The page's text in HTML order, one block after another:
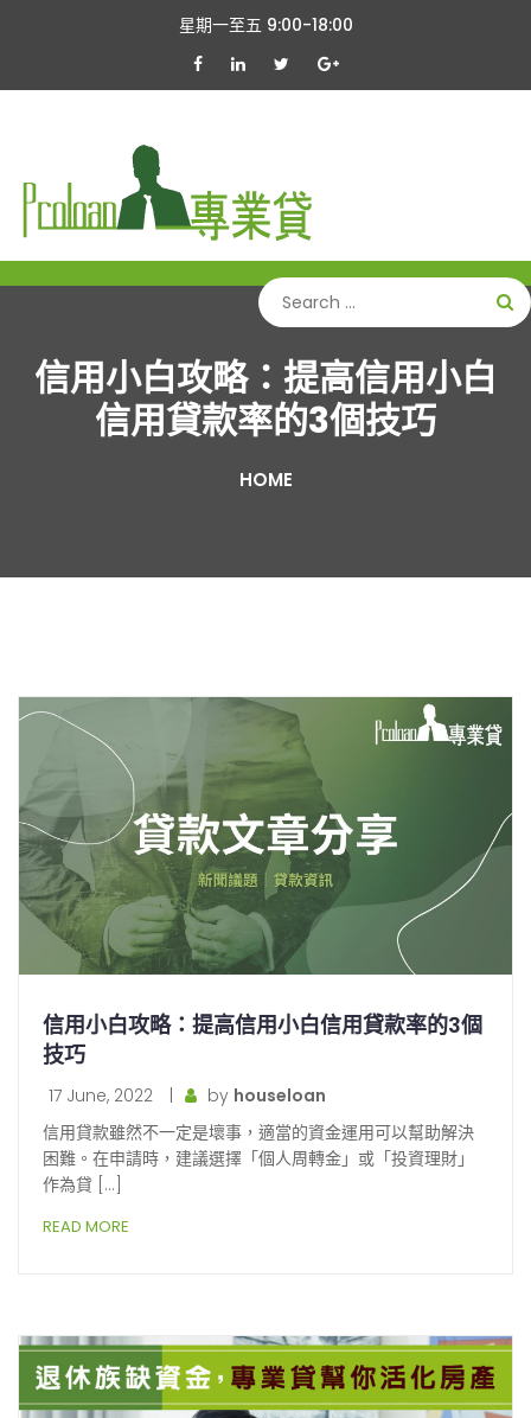
星期一至五 9:00-18:00
信用小白攻略：提高信用小白
信用貸款率的3個技巧
HOME
信用小白攻略：提高信用小白信用貸款率的3個
技巧
17 June, 2022 | by houseloan
信用貸款雖然不一定是壞事，適當的資金運用可以幫助解決
困難。在申請時，建議選擇「個人周轉金」或「投資理財」
作為貸 […]
READ MORE